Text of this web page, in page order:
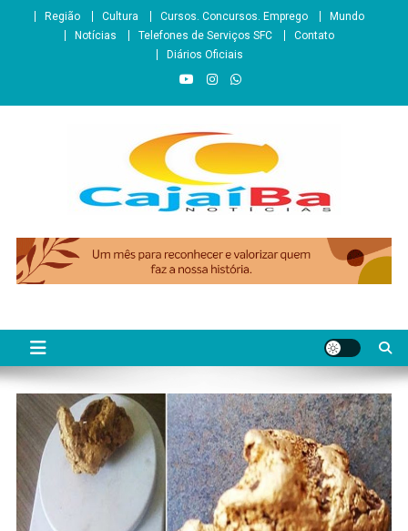
Região Cultura Cursos. Concursos. Emprego
Mundo
Notícias
Telefones de Serviços SFC
Contato
Diários Oficiais
CajaíbaNotícias